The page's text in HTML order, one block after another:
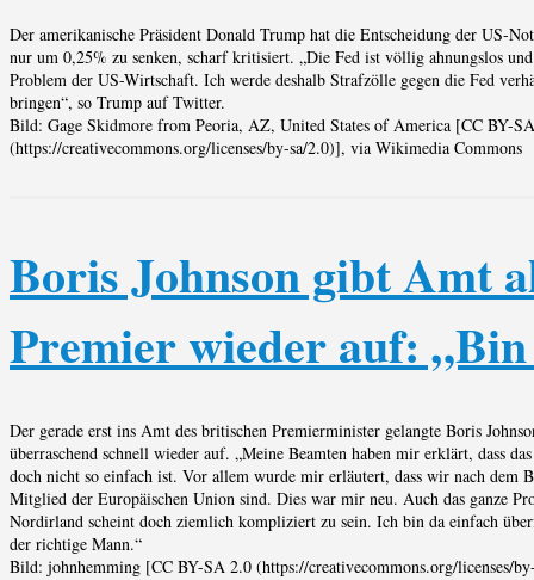
Der amerikanische Präsident Donald Trump hat die Entscheidung der US-
nur um 0,25% zu senken, scharf kritisiert. „Die Fed ist völlig ahnungslos
Problem der US-Wirtschaft. Ich werde deshalb Strafzölle gegen die Fed
bringen“, so Trump auf Twitter.
Bild: Gage Skidmore from Peoria, AZ, United States of America [CC BY-
(https://creativecommons.org/licenses/by-sa/2.0)], via Wikimedia Commons
Boris Johnson gibt Amt
Premier wieder auf:
Der gerade erst ins Amt des britischen Premierminister gelangte Boris
überraschend schnell wieder auf. „Meine Beamten haben mir erklärt, dass
doch nicht so einfach ist. Vor allem wurde mir erläutert, dass wir nach dem
Mitglied der Europäischen Union sind. Dies war mir neu. Auch das ganze
Nordirland scheint doch ziemlich kompliziert zu sein. Ich bin da einfach
der richtige Mann.“
Bild: johnhemming [CC BY-SA 2.0 (https://creativecommons.org/licenses/